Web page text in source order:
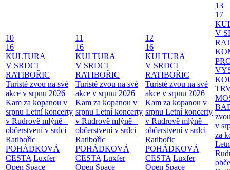
10
16
KULTURA
V SRDCI
RATIBOŘIC
Turisté zvou na své
akce v srpnu 2026
Kam za kopanou v
srpnu Letní koncerty
v Rudrově mlýně –
občerstvení v srdci
Ratibořic
POHÁDKOVÁ
CESTA Luxfer
Open Space
11
16
KULTURA
V SRDCI
RATIBOŘIC
Turisté zvou na své
akce v srpnu 2026
Kam za kopanou v
srpnu Letní koncerty
v Rudrově mlýně –
občerstvení v srdci
Ratibořic
POHÁDKOVÁ
CESTA Luxfer
Open Space
12
16
KULTURA
V SRDCI
RATIBOŘIC
Turisté zvou na své
akce v srpnu 2026
Kam za kopanou v
srpnu Letní koncerty
v Rudrově mlýně –
občerstvení v srdci
Ratibořic
POHÁDKOVÁ
CESTA Luxfer
Open Space
13
17
V
v
za